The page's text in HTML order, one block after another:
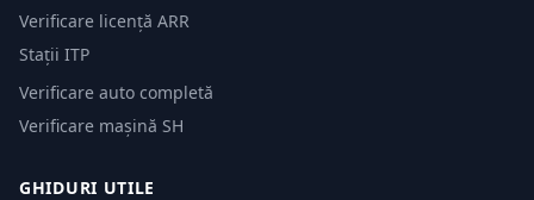
Verificare licență ARR
Stații ITP
Verificare auto completă
Verificare mașină SH
GHIDURI UTILE